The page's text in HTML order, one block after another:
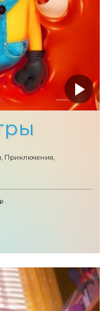
Приключения,